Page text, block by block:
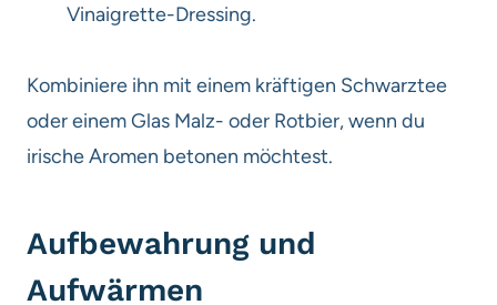
Vinaigrette-Dressing.
Kombiniere ihn mit einem kräftigen Schwarztee
oder einem Glas Malz- oder Rotbier, wenn du
irische Aromen betonen möchtest.
Aufbewahrung und
Aufwärmen